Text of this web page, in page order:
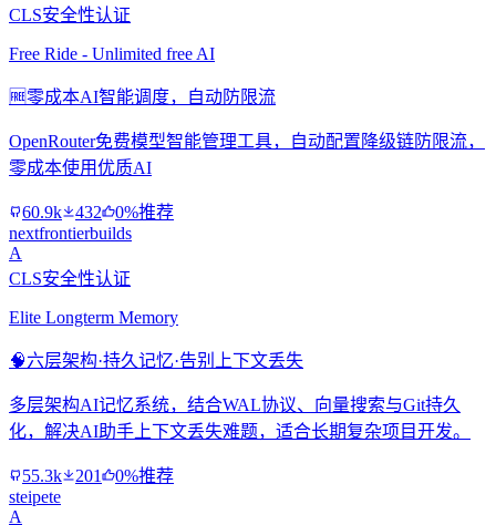
CLS安全性认证
Free Ride - Unlimited free AI
🆓零成本AI智能调度，自动防限流
OpenRouter免费模型智能管理工具，自动配置降级链防限流，
零成本使用优质AI
60.9k 432
0%推荐
nextfrontierbuilds
A
CLS安全性认证
Elite Longterm Memory
🧠六层架构·持久记忆·告别上下文丢失
多层架构AI记忆系统，结合WAL协议、向量搜索与Git持久
化，解决AI助手上下文丢失难题，适合长期复杂项目开发。
55.3k 201
0%推荐
steipete
A